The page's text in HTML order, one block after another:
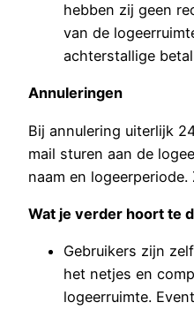
hebben zij geen
van de
achterstallige
Annuleringen
Bij annulering uiterlijk
mail sturen aan de
naam en
Wat je verder hoort te
Gebruikers zijn
het netjes en
logeerruimte.